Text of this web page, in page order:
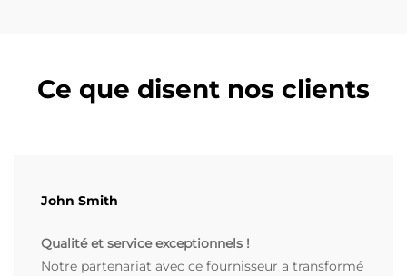
Ce que disent nos clients
John Smith
Qualité et service exceptionnels !
Notre partenariat avec ce fournisseur a transformé